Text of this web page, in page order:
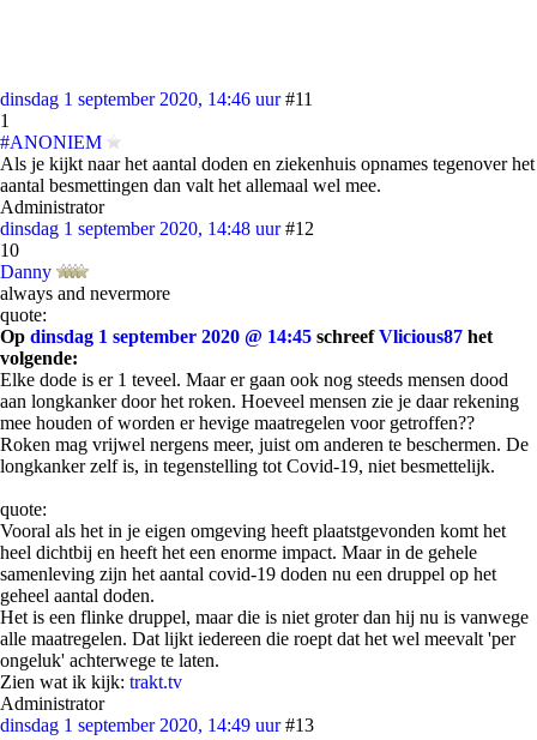
dinsdag 1 september 2020, 14:46 uur #11
1
#ANONIEM
Als je kijkt naar het aantal doden en ziekenhuis opnames tegenover het
aantal besmettingen dan valt het allemaal wel mee.
Administrator
dinsdag 1 september 2020, 14:48 uur #12
10
Danny
always and nevermore
quote:
Op dinsdag 1 september 2020 @ 14:45 schreefVlicious87 het
volgende:
Elke dode is er 1 teveel. Maar er gaan ook nog steeds mensen dood
aan longkanker door het roken. Hoeveel mensen zie je daar rekening
mee houden of worden er hevige maatregelen voor getroffen??
Roken mag vrijwel nergens meer, juist om anderen te beschermen. De
longkanker zelf is, in tegenstelling tot Covid-19, niet besmettelijk.
quote:
Vooral als het in je eigen omgeving heeft plaatstgevonden komt het
heel dichtbij en heeft het een enorme impact. Maar in de gehele
samenleving zijn het aantal covid-19 doden nu een druppel op het
geheel aantal doden.
Het is een flinke druppel, maar die is niet groter dan hij nu is vanwege
alle maatregelen. Dat lijkt iedereen die roept dat het wel meevalt 'per
ongeluk' achterwege te laten.
Zien wat ik kijk: trakt.tv
Administrator
dinsdag 1 september 2020, 14:49 uur #13